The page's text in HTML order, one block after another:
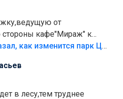
от
стороны кафе"Мираж" к
то бордюры
еще,видимо,часть
Глава Тольятти рассказал, как изменится парк Центрального района
в лесу,тем труднее